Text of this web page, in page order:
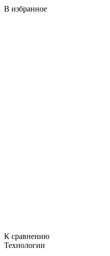
В избранное
К сравнению
Технологии